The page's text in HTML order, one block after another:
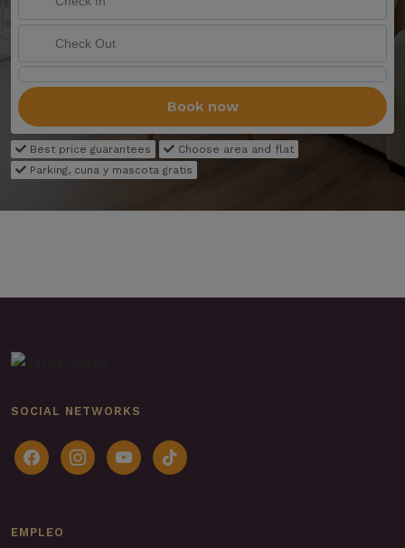
Book now
Best price guarantees
Choose area and flat
Parking, cuna y mascota gratis
SOCIAL NETWORKS
facebookinstagramyoutubetiktok
EMPLEO